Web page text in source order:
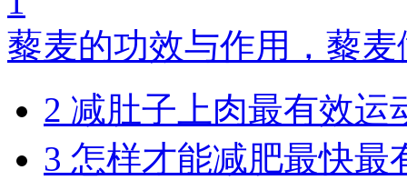
藜麦的功效与作用，藜
2 减肚子上肉最有效运
3 怎样才能减肥最快最